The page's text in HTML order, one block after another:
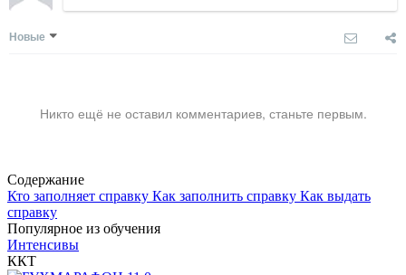
Новые
Никто ещё не оставил комментариев, станьте первым.
Содержание
Кто заполняет справку Как заполнить справку Как выдать
справку
Популярное из обучения
Интенсивы
ККТ